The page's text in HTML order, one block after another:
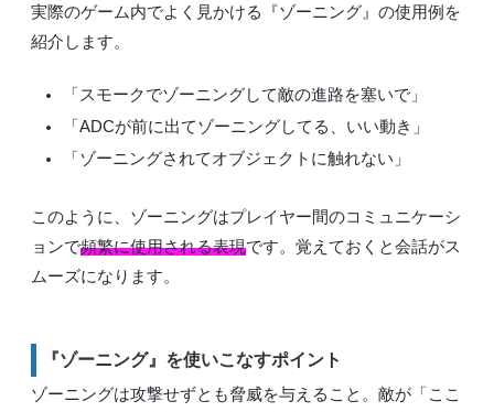
実際のゲーム内でよく見かける『ゾーニング』の使用例を
紹介します。
「スモークでゾーニングして敵の進路を塞いで」
「ADCが前に出てゾーニングしてる、いい動き」
「ゾーニングされてオブジェクトに触れない」
このように、ゾーニングはプレイヤー間のコミュニケーシ
ョンで頻繁に使用される表現です。覚えておくと会話がス
ムーズになります。
『ゾーニング』を使いこなすポイント
ゾーニングは攻撃せずとも脅威を与えること。敵が「ここ